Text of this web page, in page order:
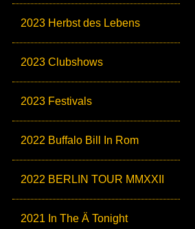
2023 Herbst des Lebens
2023 Clubshows
2023 Festivals
2022 Buffalo Bill In Rom
2022 BERLIN TOUR MMXXII
2021 In The Ä Tonight